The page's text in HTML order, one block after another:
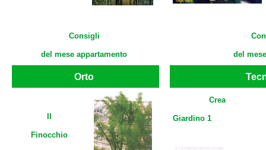
Consigli
del mese appartamento del
Orto
Finocchio
Crea
Giardino 1